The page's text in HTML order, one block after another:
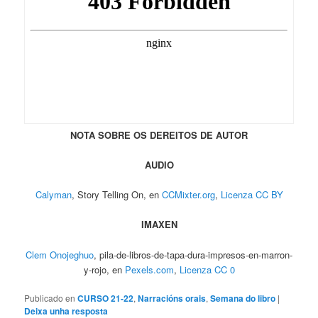
NOTA SOBRE OS DEREITOS DE AUTOR
AUDIO
Calyman, Story Telling On, en CCMixter.org, Licenza CC BY
IMAXEN
Clem Onojeghuo, pila-de-libros-de-tapa-dura-impresos-en-marron-
y-rojo, en Pexels.com, Licenza CC 0
Publicado en CURSO 21-22,Narracións orais,Semana do libro |
Deixa unha resposta